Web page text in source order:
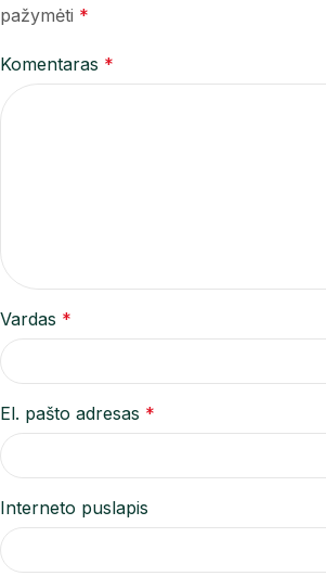
pažymėti *
Komentaras *
Vardas *
El. pašto adresas *
Interneto puslapis